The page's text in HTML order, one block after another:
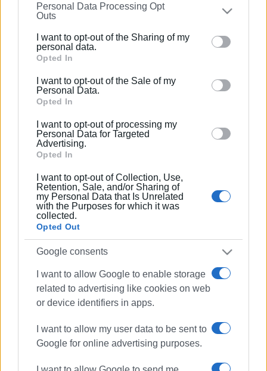
on theIAB’s List of Downstream Participants
that may
further disclose it to other third parties.
Please note that this website/app uses one or more
Google services and may gather and store information
behaviour. You may click to grant or deny consent to
Google and its third-party tags to use your data for
section.
Personal Data Processing Opt
Outs
I want to opt-out of the Sharing of my
personal data.
Opted In
I want to opt-out of the Sale of my
Personal Data.
Opted In
I want to opt-out of processing my
Personal Data for Targeted
Advertising.
Opted In
I want to opt-out of Collection, Use,
Retention, Sale, and/or Sharing of
my Personal Data that Is Unrelated
with the Purposes for which it was
collected.
Opted Out
Google consents
I want to allow Google to enable storage
related to advertising like cookies on web
or device identifiers in apps.
I want to allow my user data to be sent to
Google for online advertising purposes.
CulturePolis: Ημερίδα για την
Επιτυχής διοργάνωση του “SPACES”
από την CulturePolis
23 ΜΑΪ́ΟΥ 2022 /15:28
Η CulturePolis φιλοξενεί τους
06 ΟΚΤΩΒΡΊΟΥ 2021
Εκδηλώσεις - H CulturePolis γιορτάζει
τα 15α γενέθλια της!
02 ΙΟΥΝΊΟΥ 2021
με θέμα: Πρόσβαση και Πολιτισμός
24 ΜΑΡΤΊΟΥ 2021
CulturePolis και Ελληνικού Ιδρύματος
Πολιτισμού